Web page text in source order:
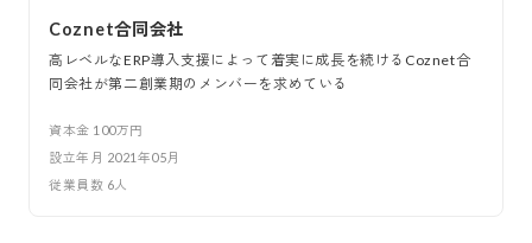
Coznet合同会社
高レベルなERP導入支援によって着実に成長を続けるCoznet合
同会社が第二創業期のメンバーを求めている
資本金 100万円
設立年月 2021年05月
従業員数 6人